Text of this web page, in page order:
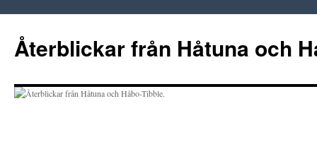
innehåll
Återblickar från Håtuna och